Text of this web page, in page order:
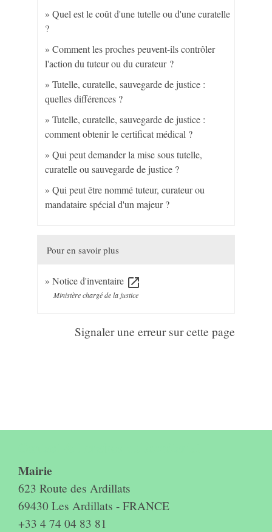
Quel est le coût d'une tutelle ou d'une curatelle
?
Comment les proches peuvent-ils contrôler
l'action du tuteur ou du curateur ?
Tutelle, curatelle, sauvegarde de justice :
quelles différences ?
Tutelle, curatelle, sauvegarde de justice :
comment obtenir le certificat médical ?
Qui peut demander la mise sous tutelle,
curatelle ou sauvegarde de justice ?
Qui peut être nommé tuteur, curateur ou
mandataire spécial d'un majeur ?
Pour en savoir plus
Notice d'inventaire open_in_new
Ministère chargé de la justice
Signaler une erreur sur cette page
Mairie
623 Route des Ardillats
69430 Les Ardillats - FRANCE
+33 4 74 04 83 81